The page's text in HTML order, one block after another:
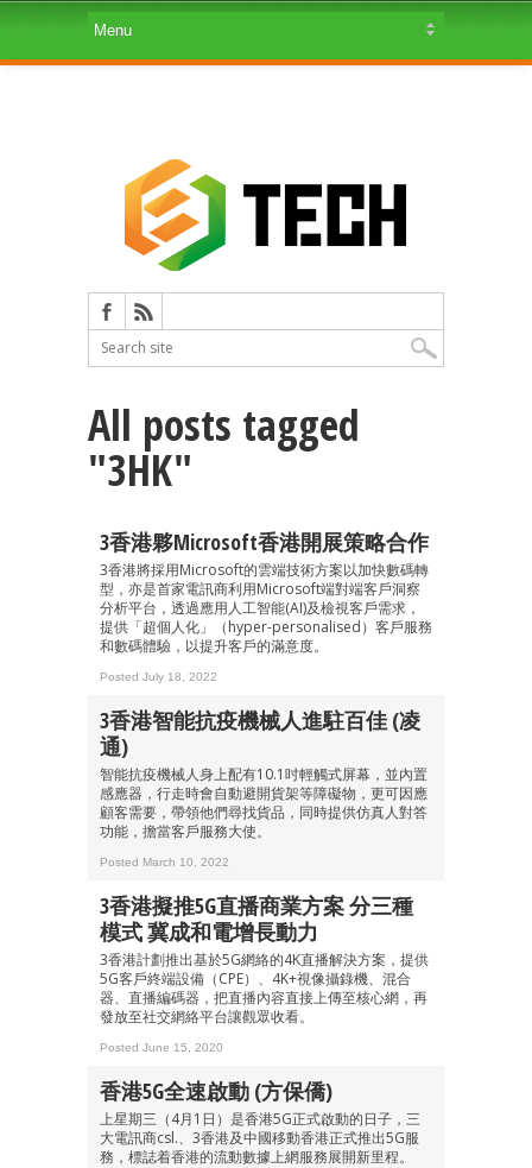
All posts tagged
"3HK"
3香港夥Microsoft香港開展策略合作
3香港將採用Microsoft的雲端技術方案以加快數碼轉
型，亦是首家電訊商利用Microsoft端對端客戶洞察
分析平台，透過應用人工智能(AI)及檢視客戶需求，
提供「超個人化」（hyper-personalised）客戶服務
和數碼體驗，以提升客戶的滿意度。
Posted July 18, 2022
3香港智能抗疫機械人進駐百佳 (凌
通)
智能抗疫機械人身上配有10.1吋輕觸式屏幕，並內置
感應器，行走時會自動避開貨架等障礙物，更可因應
顧客需要，帶領他們尋找貨品，同時提供仿真人對答
功能，擔當客戶服務大使。
Posted March 10, 2022
3香港擬推5G直播商業方案 分三種
模式 冀成和電增長動力
3香港計劃推出基於5G網絡的4K直播解決方案，提供
5G客戶終端設備（CPE）、4K+視像攝錄機、混合
器、直播編碼器，把直播內容直接上傳至核心網，再
發放至社交網絡平台讓觀眾收看。
Posted June 15, 2020
香港5G全速啟動 (方保僑)
上星期三（4月1日）是香港5G正式啟動的日子，三
大電訊商csl.、3香港及中國移動香港正式推出5G服
務，標誌着香港的流動數據上網服務展開新里程。